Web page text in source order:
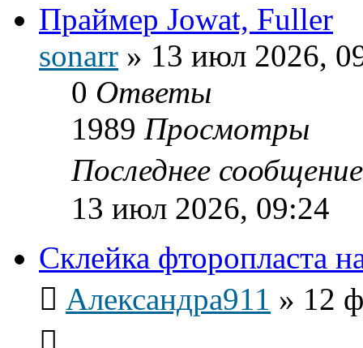
Праймер Jowat, Fuller
sonarr » 13 июл 2026,
0 Ответы
1989 Просмотры
Последнее
13 июл 2026, 09:24
Склейка фторопласта
Александра911 » 12